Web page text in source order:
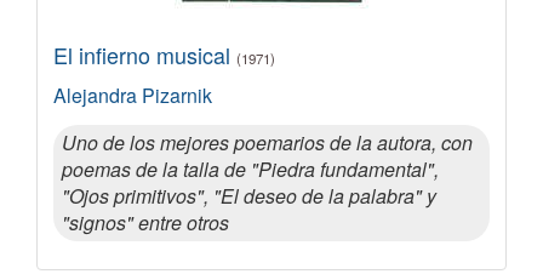
El infierno musical (1971)
Alejandra Pizarnik
Uno de los mejores poemarios de la autora, con
poemas de la talla de "Piedra fundamental",
"Ojos primitivos", "El deseo de la palabra" y
"signos" entre otros